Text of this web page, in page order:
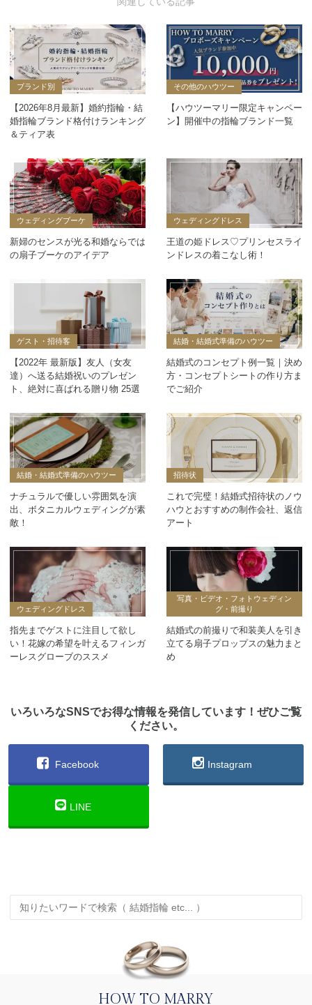
ブランド別
【2026年8月最新】婚約指輪・結
婚指輪ブランド格付けランキング
＆ティア表
その他のハウツー
【ハウツーマリー限定キャンペー
ン】開催中の指輪ブランド一覧
ウェディングブーケ
新婦のセンスが光る和婚ならでは
の扇子ブーケのアイデア
ウェディングドレス
王道の姫ドレス♡プリンセスライ
ンドレスの着こなし術！
ゲスト・招待客
【2022年 最新版】友人（女友
達）へ送る結婚祝いのプレゼン
ト、絶対に喜ばれる贈り物 25選
結婚・結婚式準備のハウツー
結婚式のコンセプト例一覧｜決め
方・コンセプトシートの作り方ま
でご紹介
結婚・結婚式準備のハウツー
ナチュラルで優しい雰囲気を演
出、ボタニカルウェディングが素
敵！
招待状
これで完璧！結婚式招待状のノウ
ハウとおすすめの制作会社、返信
アート
ウェディングドレス
指先までゲストに注目して欲し
い！花嫁の希望を叶えるフィンガ
ーレスグローブのススメ
写真・ビデオ・フォトウェディン
グ・前撮り
結婚式の前撮りで和装美人を引き
立てる扇子プロップスの魅力まと
め
いろいろなSNSでお得な情報を発信しています！ぜひご覧
ください。
Facebook Instagram
LINE
HOW TO MARRY